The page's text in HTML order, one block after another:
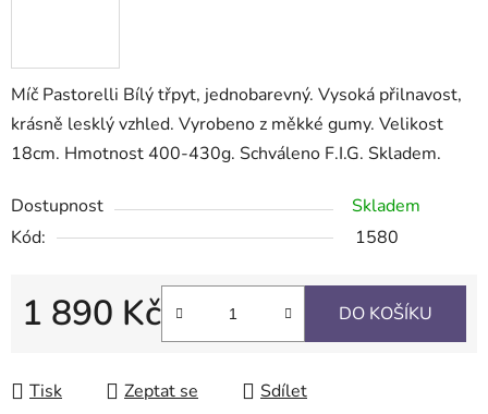
Míč Pastorelli Bílý třpyt, jednobarevný. Vysoká přilnavost,
krásně lesklý vzhled. Vyrobeno z měkké gumy. Velikost
18cm. Hmotnost 400-430g. Schváleno F.I.G. Skladem.
Dostupnost
Skladem
Kód:
1580
1 890 Kč DO KOŠÍKU
Tisk Zeptat se Sdílet